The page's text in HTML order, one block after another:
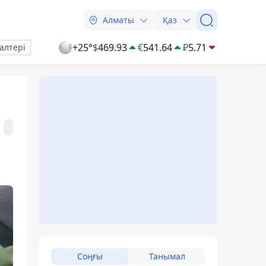
Алматы Қаз
+25°$469.93 €541.64 ₽5.71
Соңғы Танымал